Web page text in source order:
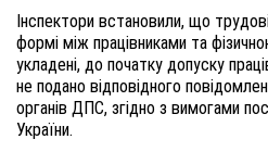
Інспектори встановили, що
формі між працівниками та
укладені, до початку допуску
не подано відповідного
органів ДПС, згідно з вимогами
України.